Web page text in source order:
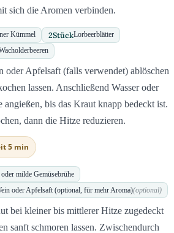
sich die Aromen verbinden.
Kümmel 2StückLorbeerblätter
oder Apfelsaft (falls verwendet) ablöschen
lassen. Anschließend Wasser oder
angießen, bis das Kraut knapp bedeckt ist.
dann die Hitze reduzieren.
5 min
oder milde Gemüsebrühe
oder Apfelsaft (optional, für mehr Aroma)(optional)
bei kleiner bis mittlerer Hitze zugedeckt
sanft schmoren lassen. Zwischendurch